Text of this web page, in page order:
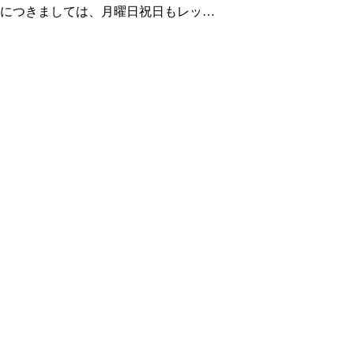
つきましては、月曜日祝日もレッ…